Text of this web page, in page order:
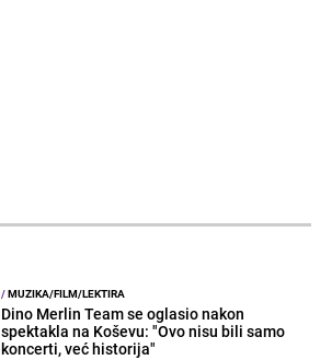
/MUZIKA/FILM/LEKTIRA
Dino Merlin Team se oglasio nakon
spektakla na Koševu: "Ovo nisu bili samo
koncerti, već historija"